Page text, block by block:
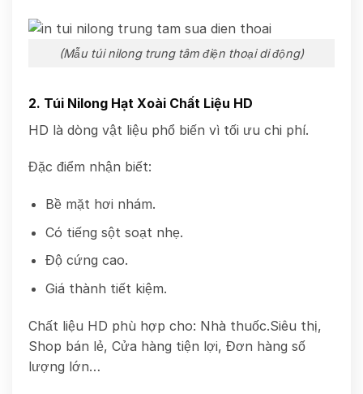
(Mẫu túi nilong trung tâm điện thoại di động)
2. Túi Nilong Hạt Xoài Chất Liệu HD
HD là dòng vật liệu phổ biến vì tối ưu chi phí.
Đặc điểm nhận biết:
Bề mặt hơi nhám.
Có tiếng sột soạt nhẹ.
Độ cứng cao.
Giá thành tiết kiệm.
Chất liệu HD phù hợp cho: Nhà thuốc.Siêu thị,
Shop bán lẻ, Cửa hàng tiện lợi, Đơn hàng số
lượng lớn…